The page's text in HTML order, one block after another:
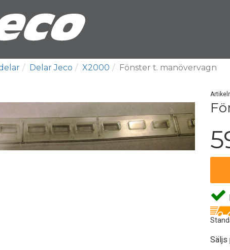
Delar Jeco X2000 Fönster t. manövervagn
Säljs